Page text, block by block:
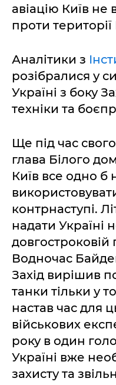
авіацію Київ
проти
Аналітики з
розібралися у
Україні з боку
техніки та
Ще під час
глава Білого
Київ все одно б
контрнаступі.
надати Україні
довгостроковій
Водночас
Захід вирішив
танки тільки у
настав час для
військових
року в один
Україні вже
захисту та